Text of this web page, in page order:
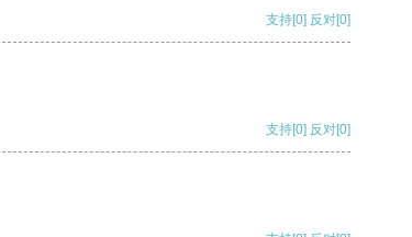
支持[0] 反对[0]
支持[0] 反对[0]